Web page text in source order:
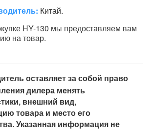
Китай.
HY-130 мы предоставляем вам
на товар.
оставляет за собой право
дилера менять
внешний вид,
товара и место его
Указанная информация не